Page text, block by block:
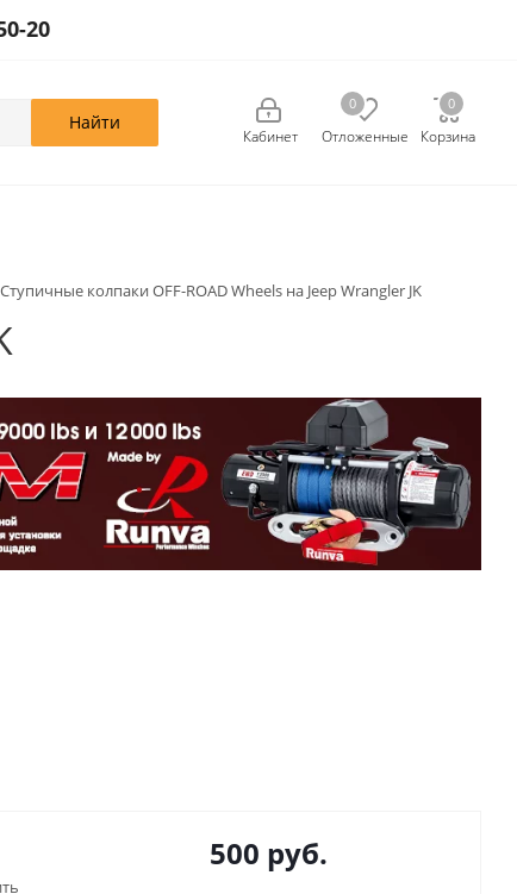
20
Отложенные
0
Корзина
0
0
Кабинет
Ступичные колпаки OFF-ROAD Wheels на Jeep Wrangler JK
500 руб.